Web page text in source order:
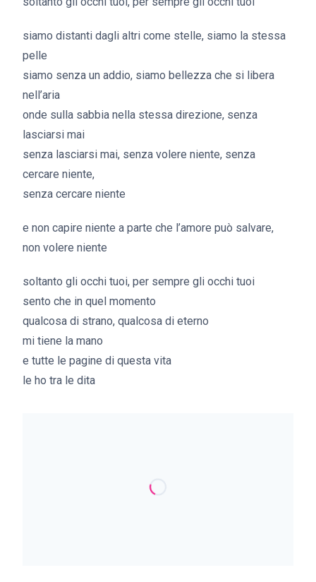
siamo distanti dagli altri come stelle, siamo la stessa
pelle
siamo senza un addio, siamo bellezza che si libera
nell’aria
onde sulla sabbia nella stessa direzione, senza
lasciarsi mai
senza lasciarsi mai, senza volere niente, senza
cercare niente,
senza cercare niente
e non capire niente a parte che l’amore può salvare,
non volere niente
soltanto gli occhi tuoi, per sempre gli occhi tuoi
sento che in quel momento
qualcosa di strano, qualcosa di eterno
mi tiene la mano
e tutte le pagine di questa vita
le ho tra le dita